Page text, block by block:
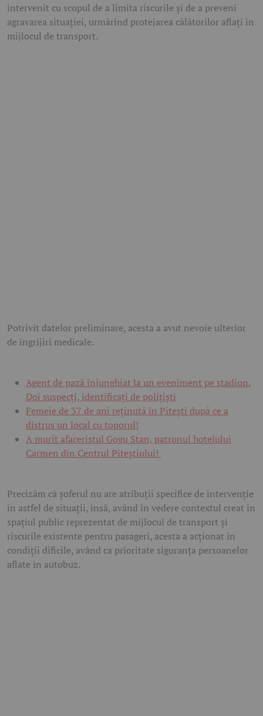
intervenit cu scopul de a limita riscurile și de a preveni
agravarea situației, urmărind protejarea călătorilor aflați în
mijlocul de transport.
Potrivit datelor preliminare, acesta a avut nevoie ulterior
de îngrijiri medicale.
Agent de pază înjunghiat la un eveniment pe stadion.
Doi suspecți, identificați de polițiști
Femeie de 37 de ani reținută în Pitești după ce a
distrus un local cu toporul!
A murit afaceristul Gogu Stan, patronul hotelului
Carmen din Centrul Piteștiului!
Precizăm că șoferul nu are atribuții specifice de intervenție
în astfel de situații, însă, având în vedere contextul creat în
spațiul public reprezentat de mijlocul de transport și
riscurile existente pentru pasageri, acesta a acționat în
condiții dificile, având ca prioritate siguranța persoanelor
aflate în autobuz.